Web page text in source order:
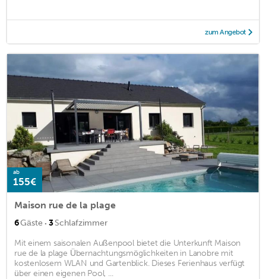
zum Angebot
ab
155€
Maison rue de la plage
6Gäste · 3Schlafzimmer
Mit einem saisonalen Außenpool bietet die Unterkunft Maison
rue de la plage Übernachtungsmöglichkeiten in Lanobre mit
kostenlosem WLAN und Gartenblick. Dieses Ferienhaus verfügt
über einen eigenen Pool, ...